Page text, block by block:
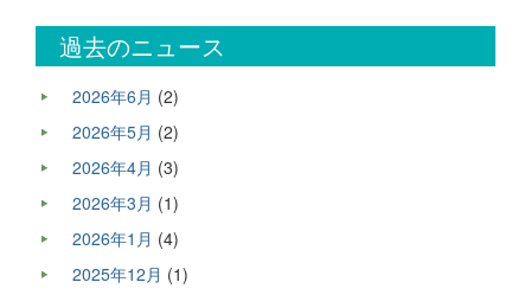
過去のニュース
2026年6月 (2)
2026年5月 (2)
2026年4月 (3)
2026年3月 (1)
2026年1月 (4)
2025年12月 (1)